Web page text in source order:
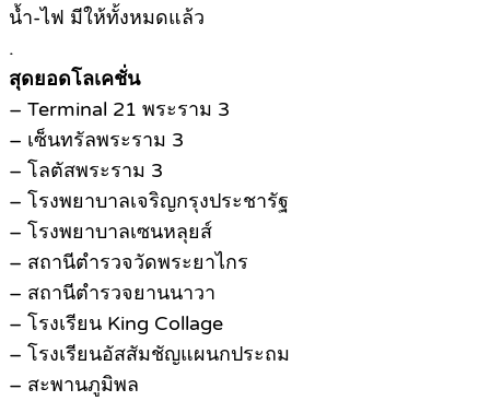
น้ำ-ไฟ มีให้ทั้งหมดแล้ว
.
สุดยอดโลเคชั่น
– Terminal 21 พระราม 3
– เซ็นทรัลพระราม 3
– โลตัสพระราม 3
– โรงพยาบาลเจริญกรุงประชารัฐ
– โรงพยาบาลเซนหลุยส์
– สถานีตำรวจวัดพระยาไกร
– สถานีตำรวจยานนาวา
– โรงเรียน King Collage
– โรงเรียนอัสสัมชัญแผนกประถม
– สะพานภูมิพล